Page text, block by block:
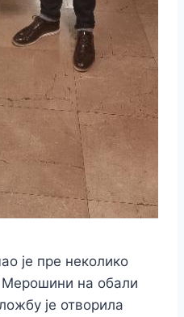
је пре неколико
Мерошини на обали
је отворила